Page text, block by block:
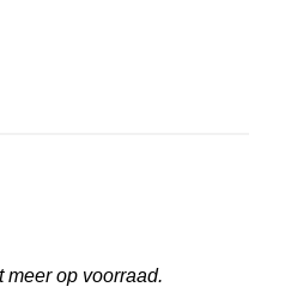
meer op voorraad.